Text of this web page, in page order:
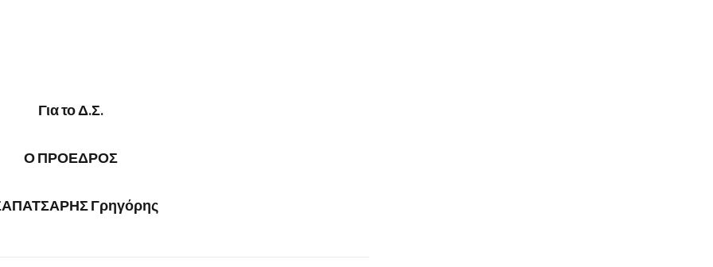
Για το Δ.Σ.
Ο ΠΡΟΕΔΡΟΣ
Γρηγόρης